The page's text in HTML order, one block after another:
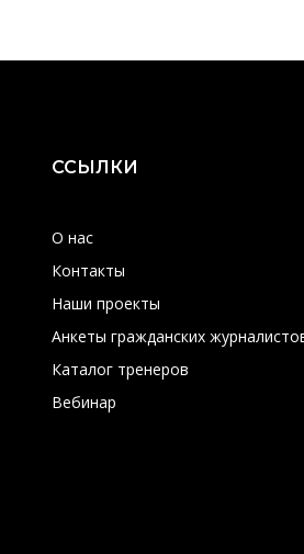
ССЫЛКИ
О нас
Контакты
Наши проекты
Анкеты гражданских
Каталог тренеров
Вебинар